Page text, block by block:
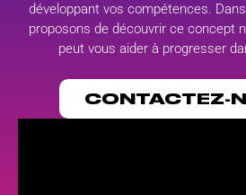
développant vos compétences.
proposons de découvrir ce concept
peut vous aider à progresser
CONTACTEZ-